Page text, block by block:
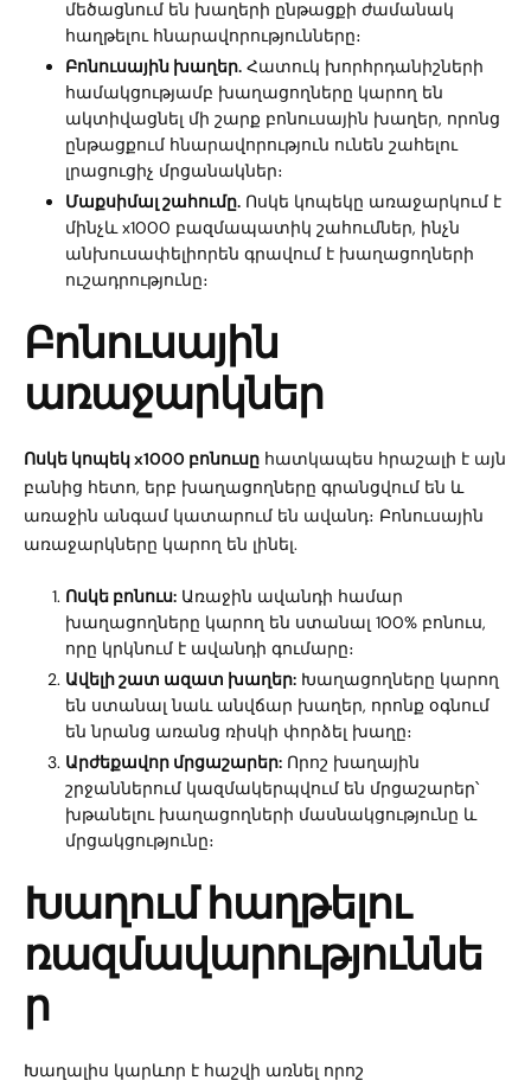
մեծացնում են խաղերի ընթացքի ժամանակ
հաղթելու հնարավորությունները։
Բոնուսային խաղեր. Հատուկ խորհրդանիշների
համակցությամբ խաղացողները կարող են
ակտիվացնել մի շարք բոնուսային խաղեր, որոնց
ընթացքում հնարավորություն ունեն շահելու
լրացուցիչ մրցանակներ։
Մաքսիմալ շահումը. Ոսկե կոպեկը առաջարկում է
մինչև x1000 բազմապատիկ շահումներ, ինչն
անխուսափելիորեն գրավում է խաղացողների
ուշադրությունը։
Բոնուսային
առաջարկներ
Ոսկե կոպեկ x1000 բոնուսը հատկապես հրաշալի է այն
բանից հետո, երբ խաղացողները գրանցվում են և
առաջին անգամ կատարում են ավանդ։ Բոնուսային
առաջարկները կարող են լինել.
Ոսկե բոնուս: Առաջին ավանդի համար
խաղացողները կարող են ստանալ 100% բոնուս,
որը կրկնում է ավանդի գումարը։
Ավելի շատ ազատ խաղեր: Խաղացողները կարող
են ստանալ նաև անվճար խաղեր, որոնք օգնում
են նրանց առանց ռիսկի փորձել խաղը։
Արժեքավոր մրցաշարեր: Որոշ խաղային
շրջաններում կազմակերպվում են մրցաշարեր՝
խթանելու խաղացողների մասնակցությունը և
մրցակցությունը։
Խաղում հաղթելու
ռազմավարություննե
ր
Խաղալիս կարևոր է հաշվի առնել որոշ